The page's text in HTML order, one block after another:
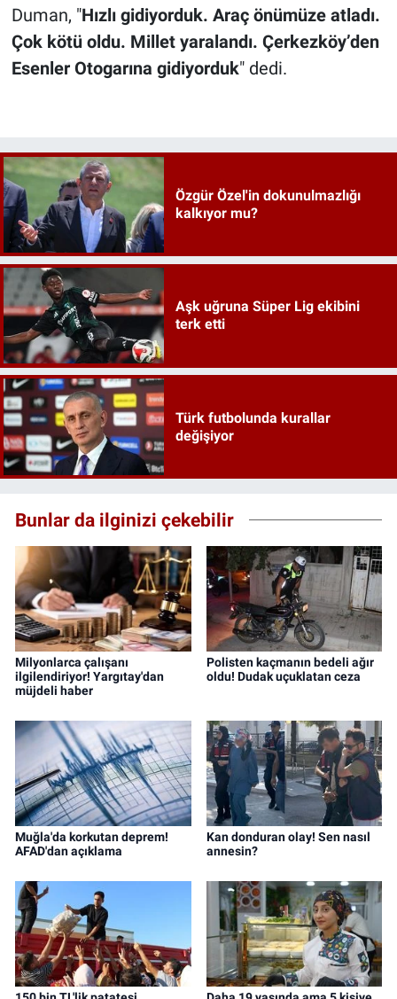
Duman, "Hızlı gidiyorduk. Araç önümüze atladı.
Çok kötü oldu. Millet yaralandı. Çerkezköy’den
Esenler Otogarına gidiyorduk" dedi.
Özgür Özel'in dokunulmazlığı
kalkıyor mu?
Aşk uğruna Süper Lig ekibini
terk etti
Türk futbolunda kurallar
değişiyor
Bunlar da ilginizi çekebilir
Milyonlarca çalışanı
ilgilendiriyor! Yargıtay'dan
müjdeli haber
Polisten kaçmanın bedeli ağır
oldu! Dudak uçuklatan ceza
Muğla'da korkutan deprem!
AFAD'dan açıklama
Kan donduran olay! Sen nasıl
annesin?